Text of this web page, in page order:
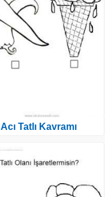
Acı Tatlı Kavramı